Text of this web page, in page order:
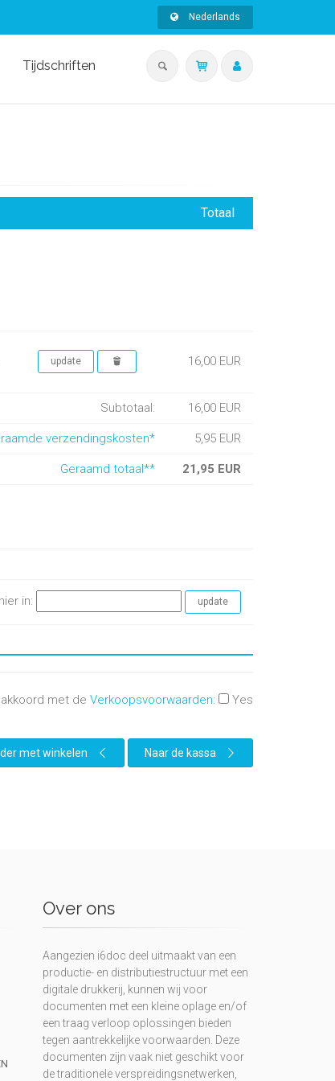
Nederlands
Tijdschriften
Totaal
16,00 EUR
Subtotaal: 16,00 EUR
verzendingskosten* 5,95 EUR
Geraamd totaal** 21,95 EUR
in:
akkoord met de Verkoopsvoorwaarden: Yes
met winkelen Naar de kassa
Over ons
Aangezien i6doc deel uitmaakt van een
productie- en distributiestructuur met een
digitale drukkerij, kunnen wij voor
documenten met een kleine oplage en/of
een traag verloop oplossingen bieden
tegen aantrekkelijke voorwaarden. Deze
documenten zijn vaak niet geschikt voor
de traditionele verspreidingsnetwerken,